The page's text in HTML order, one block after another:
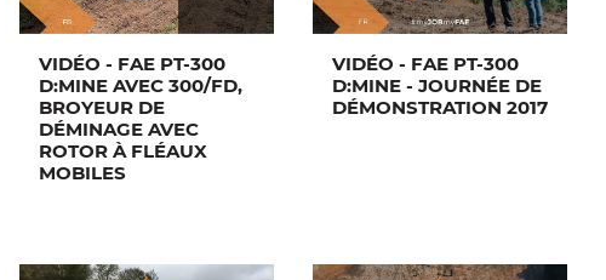
VIDÉO - FAE PT-300
D:MINE AVEC 300/FD,
BROYEUR DE
DÉMINAGE AVEC
ROTOR À FLÉAUX
MOBILES
VIDÉO - FAE PT-300
D:MINE - JOURNÉE DE
DÉMONSTRATION 2017